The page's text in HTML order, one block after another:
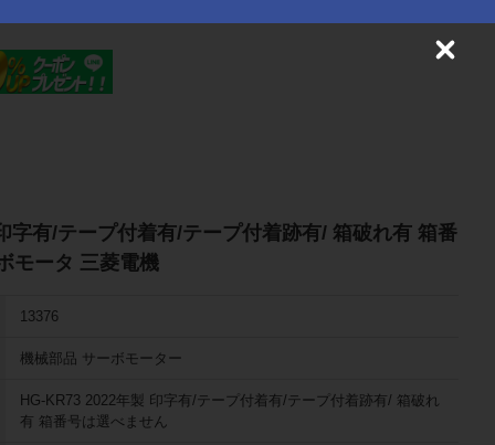
字有/テープ付着有/テープ付着跡有/ 箱破れ有 箱番
モータ 三菱電機
13376
機械部品 サーボモーター
HG-KR73 2022年製 印字有/テープ付着有/テープ付着跡有/ 箱破れ
有 箱番号は選べません
C